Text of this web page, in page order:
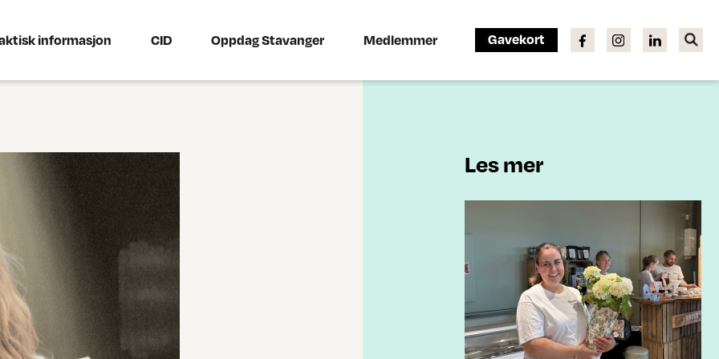
informasjon CID Oppdag Stavanger Medlemmer Gavekort
Les mer